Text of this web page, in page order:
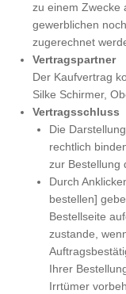
zu einem Zwecke
gewerblichen
zugerechnet
Vertragspartner
Der Kaufvertrag
Silke Schirmer,
Vertragsschluss
Die
rechtlich
zur Bestellung
Durch
bestellen]
Bestellseite
zustande,
Ihrer
Irrtümer